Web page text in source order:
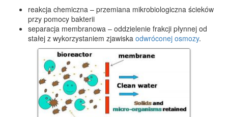
reakcja chemiczna – przemiana mikrobiologiczna ścieków
przy pomocy bakterii
separacja membranowa – oddzielenie frakcji płynnej od
stałej z wykorzystaniem zjawiska odwróconej osmozy.